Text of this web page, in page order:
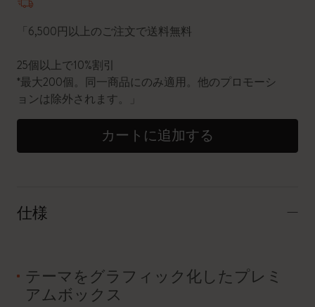
「6,500円以上のご注文で送料無料
25個以上で10%割引
*最大200個。同一商品にのみ適用。他のプロモーシ
ョンは除外されます。」
カートに追加する
仕様
テーマをグラフィック化したプレミ
アムボックス